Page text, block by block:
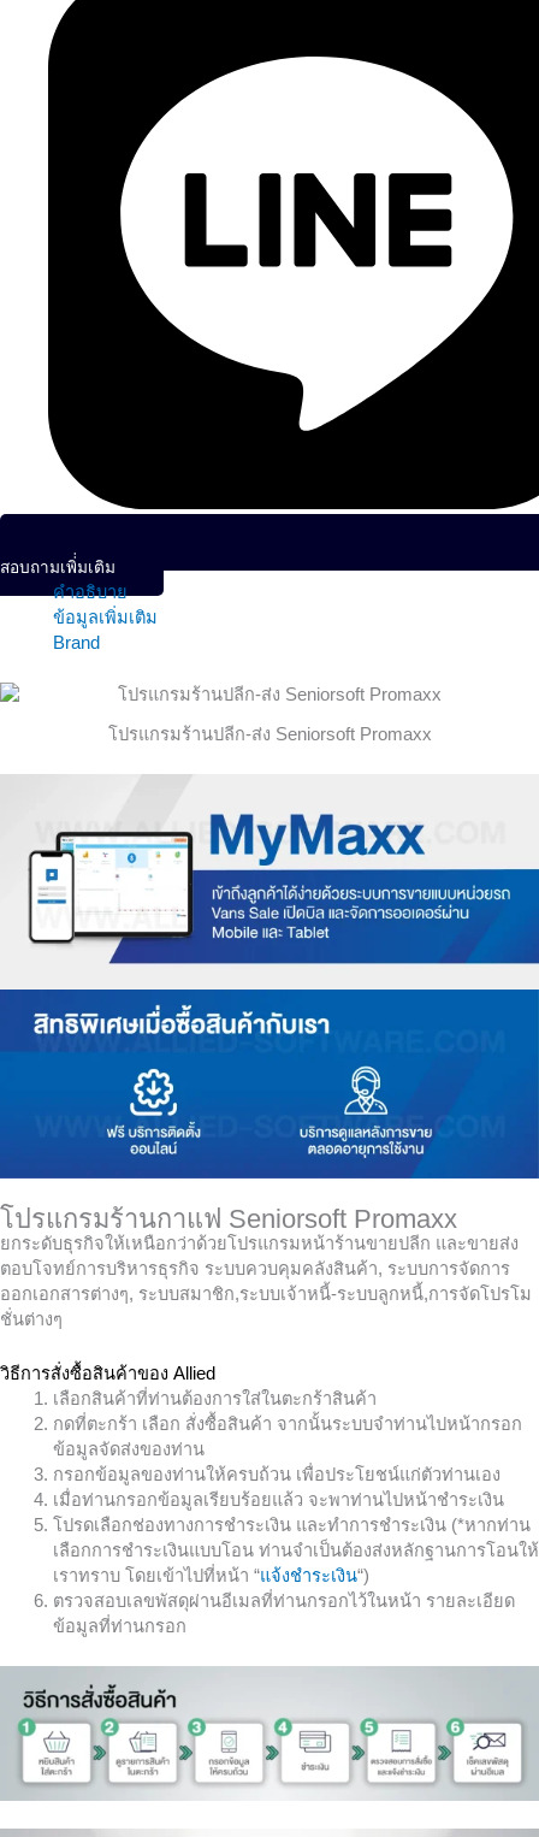
สอบถามเพิ่่มเติม
คำอธิบาย
ข้อมูลเพิ่มเติม
Brand
โปรแกรมร้านปลีก-ส่ง Seniorsoft Promaxx
โปรแกรมร้านกาแฟ Seniorsoft Promaxx
ยกระดับธุรกิจให้เหนือกว่าด้วยโปรแกรมหน้าร้านขายปลีก และขายส่ง
ตอบโจทย์การบริหารธุรกิจ ระบบควบคุมคลังสินค้า, ระบบการจัดการ
ออกเอกสารต่างๆ, ระบบสมาชิก,ระบบเจ้าหนี้-ระบบลูกหนี้,การจัดโปรโม
ชั่นต่างๆ
วิธีการสั่งซื้อสินค้าของ Allied
เลือกสินค้าที่ท่านต้องการใส่ในตะกร้าสินค้า
กดที่ตะกร้า เลือก สั่งซื้อสินค้า จากนั้นระบบจำท่านไปหน้ากรอก
ข้อมูลจัดส่งของท่าน
กรอกข้อมูลของท่านให้ครบถ้วน เพื่อประโยชน์แก่ตัวท่านเอง
เมื่อท่านกรอกข้อมูลเรียบร้อยแล้ว จะพาท่านไปหน้าชำระเงิน
โปรดเลือกช่องทางการชำระเงิน และทำการชำระเงิน (*หากท่าน
เลือกการชำระเงินแบบโอน ท่านจำเป็นต้องส่งหลักฐานการโอนให้
เราทราบ โดยเข้าไปที่หน้า “แจ้งชำระเงิน“)
ตรวจสอบเลขพัสดุผ่านอีเมลที่ท่านกรอกไว้ในหน้า รายละเอียด
ข้อมูลที่ท่านกรอก